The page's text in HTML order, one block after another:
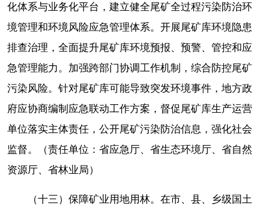
化体系与业务化平台，建立健全尾矿全过程污染防治环
境管理和环境风险应急管理体系。开展尾矿库环境隐患
排查治理，全面提升尾矿库环境预报、预警、管控和应
急管理能力。加强跨部门协调工作机制，综合防控尾矿
污染风险。针对尾矿库可能导致突发环境事件，地方政
府应协商编制应急联动工作方案，督促尾矿库生产运营
单位落实主体责任，公开尾矿污染防治信息，强化社会
监督。（责任单位：省应急厅、省生态环境厅、省自然
资源厅、省林业局）
（十三）保障矿业用地用林。在市、县、乡级国土